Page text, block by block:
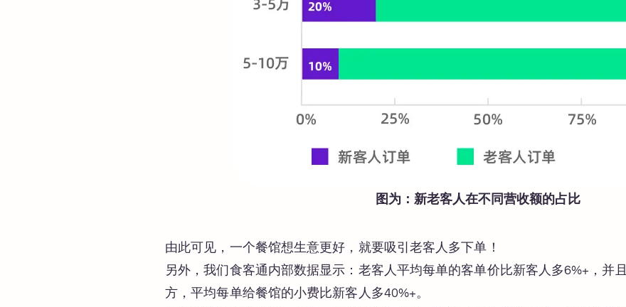
图为：新老客人在不同营收额的占比
由此可见，一个餐馆想生意更好，就要吸引老客人多下单！
另外，我们食客通内部数据显示：老客人平均每单的客单价比新客人多6%+，并
方，平均每单给餐馆的小费比新客人多40%+。